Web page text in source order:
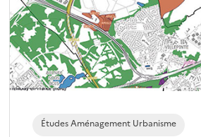
Études Aménagement Urbanisme